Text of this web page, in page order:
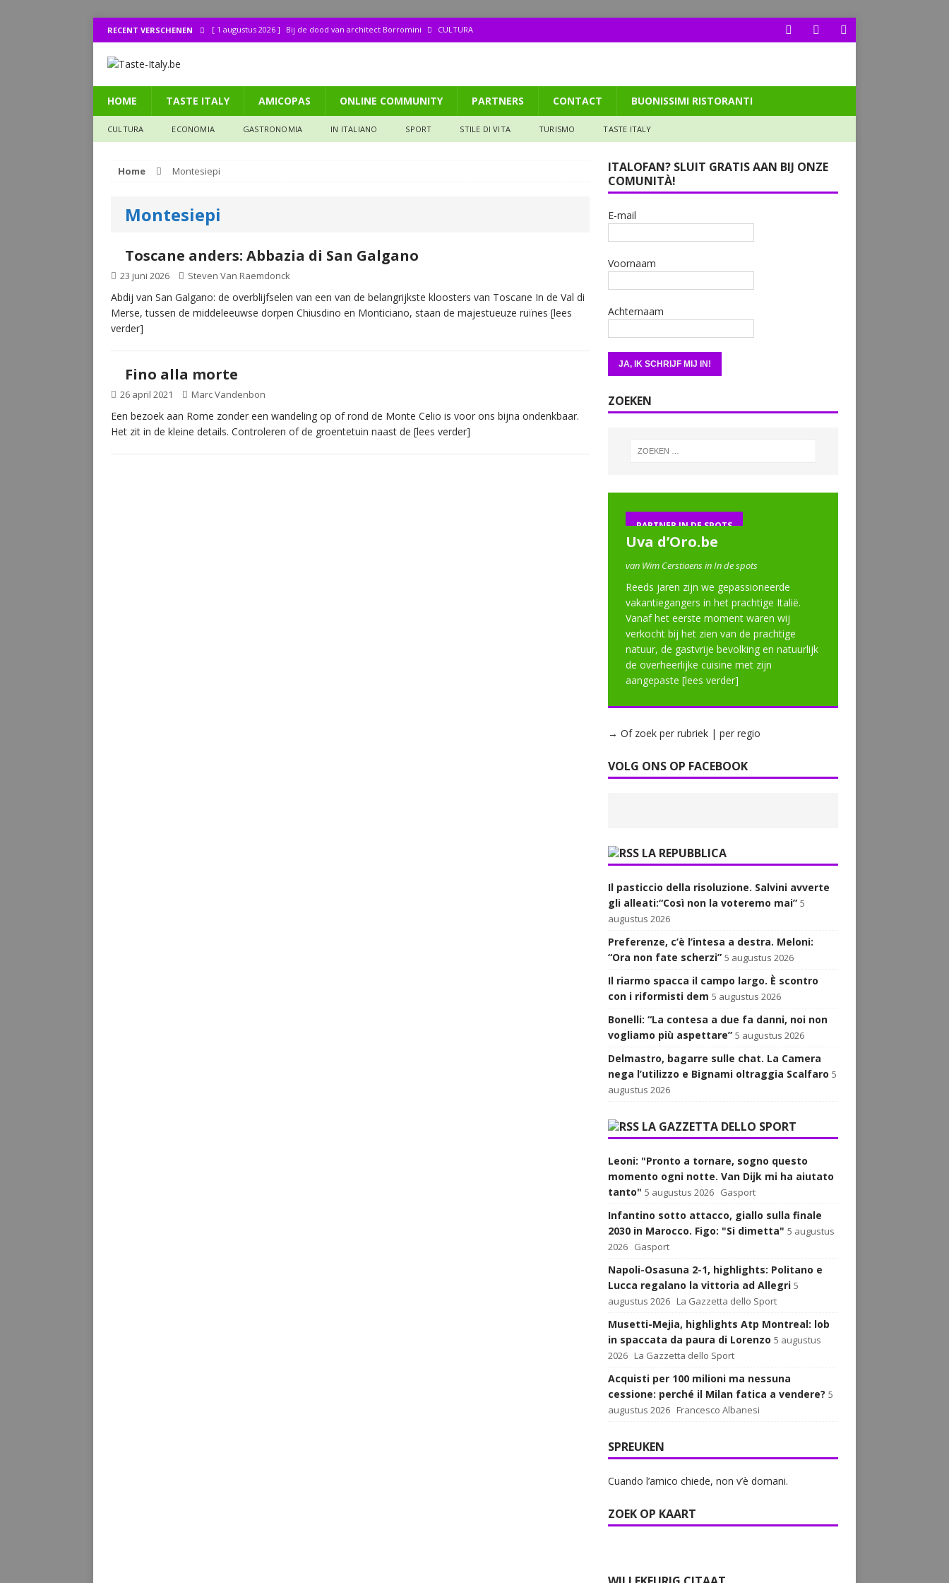
RECENT VERSCHENEN [ 1 augustus 2026 ] Bij de dood van architect Borromini CULTURA
[ 30 juli 2026 ] Lombo (11): de ruïne die mijn hart veroverde IN DE SPOTS
[ 27 juli 2026 ] Legendes uit het Valtellina (106): De Donna selvatica en de Steen van vruchtbaarheid
HOME TASTE ITALY AMICOPAS ONLINE COMMUNITY PARTNERS CONTACT BUONISSIMI RISTORANTI
CULTURA ECONOMIA GASTRONOMIA IN ITALIANO SPORT STILE DI VITA TURISMO TASTE ITALY
Home Montesiepi
Montesiepi
Toscane anders: Abbazia di San Galgano
23 juni 2026 Steven Van Raemdonck
Abdij van San Galgano: de overblijfselen van een van de belangrijkste kloosters van Toscane In de Val di
Merse, tussen de middeleeuwse dorpen Chiusdino en Monticiano, staan de majestueuze ruïnes [lees
verder]
Fino alla morte
26 april 2021 Marc Vandenbon
Een bezoek aan Rome zonder een wandeling op of rond de Monte Celio is voor ons bijna ondenkbaar.
Het zit in de kleine details. Controleren of de groentetuin naast de [lees verder]
ITALOFAN? SLUIT GRATIS AAN BIJ ONZE
COMUNITÀ!
E-mail
Voornaam
Achternaam
ZOEKEN
PARTNER IN DE SPOTS
Uva d’Oro.be
van Wim Cerstiaens in In de spots
Reeds jaren zijn we gepassioneerde
vakantiegangers in het prachtige Italië.
Vanaf het eerste moment waren wij
verkocht bij het zien van de prachtige
natuur, de gastvrije bevolking en natuurlijk
de overheerlijke cuisine met zijn
aangepaste [lees verder]
→ Of zoek per rubriek | per regio
VOLG ONS OP FACEBOOK
LA REPUBBLICA
Il pasticcio della risoluzione. Salvini avverte
gli alleati:“Così non la voteremo mai” 5
augustus 2026
Preferenze, c’è l’intesa a destra. Meloni:
“Ora non fate scherzi” 5 augustus 2026
Il riarmo spacca il campo largo. È scontro
con i riformisti dem 5 augustus 2026
Bonelli: “La contesa a due fa danni, noi non
vogliamo più aspettare” 5 augustus 2026
Delmastro, bagarre sulle chat. La Camera
nega l’utilizzo e Bignami oltraggia Scalfaro 5
augustus 2026
LA GAZZETTA DELLO SPORT
Leoni: "Pronto a tornare, sogno questo
momento ogni notte. Van Dijk mi ha aiutato
tanto" 5 augustus 2026 Gasport
Infantino sotto attacco, giallo sulla finale
2030 in Marocco. Figo: "Si dimetta" 5 augustus
2026 Gasport
Napoli-Osasuna 2-1, highlights: Politano e
Lucca regalano la vittoria ad Allegri 5
augustus 2026 La Gazzetta dello Sport
Musetti-Mejia, highlights Atp Montreal: lob
in spaccata da paura di Lorenzo 5 augustus
2026 La Gazzetta dello Sport
Acquisti per 100 milioni ma nessuna
cessione: perché il Milan fatica a vendere? 5
augustus 2026 Francesco Albanesi
SPREUKEN
Cuando l’amico chiede, non v’è domani.
ZOEK OP KAART